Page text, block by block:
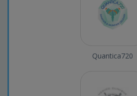
Quantica720